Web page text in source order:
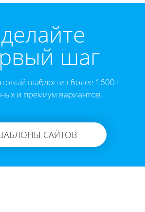
шаг
шаблон из более 1600+
и премиум вариантов.
САЙТОВ